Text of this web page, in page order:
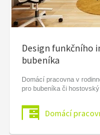
Design funkčního
bubeníka
Domácí pracovna v
pro bubeníka či
Domácí